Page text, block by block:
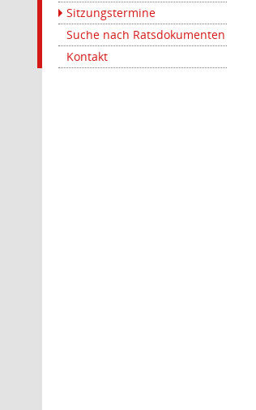
Sitzungstermine
Suche nach Ratsdokumenten
Kontakt